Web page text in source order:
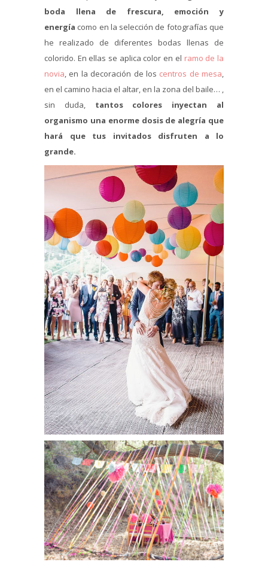
boda llena de frescura, emoción y
energía como en la selección de fotografías que
he realizado de diferentes bodas llenas de
colorido. En ellas se aplica color en el ramo de la
novia, en la decoración de los centros de mesa,
en el camino hacia el altar, en la zona del baile… ,
sin duda,tantos colores inyectan al
organismo una enorme dosis de alegría que
hará que tus invitados disfruten a lo
grande.